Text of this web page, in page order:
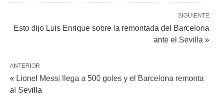
SIGUIENTE
Esto dijo Luis Enrique sobre la remontada del Barcelona
ante el Sevilla »
ANTERIOR
« Lionel Messi llega a 500 goles y el Barcelona remonta
al Sevilla